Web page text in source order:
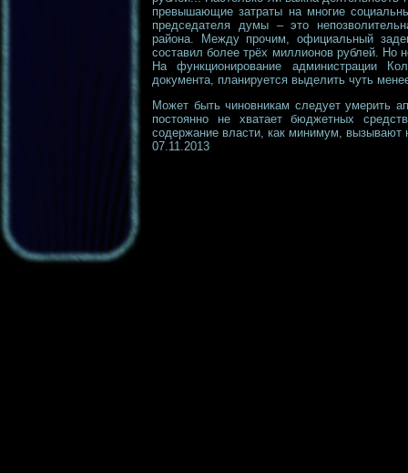
превышающие затраты на многие
председателя думы – это
района. Между прочим, официальный
составил более трёх миллионов рублей.
На функционирование администрации
документа, планируется выделить чуть
Может быть чиновникам следует умерить
постоянно не хватает бюджетных
содержание власти, как минимум, вызывают
07.11.2013